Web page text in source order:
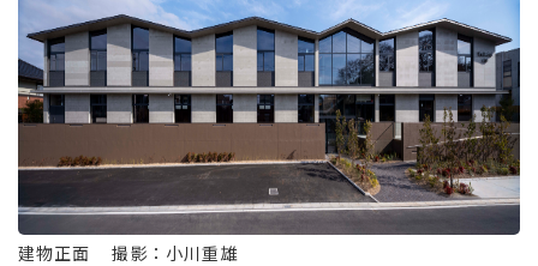
建物正面 撮影：小川重雄